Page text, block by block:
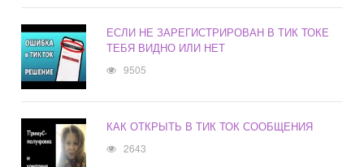
ЕСЛИ НЕ ЗАРЕГИСТРИРОВАН В ТИК ТОКЕ
ТЕБЯ ВИДНО ИЛИ НЕТ
9505
КАК ОТКРЫТЬ В ТИК ТОК СООБЩЕНИЯ
2643